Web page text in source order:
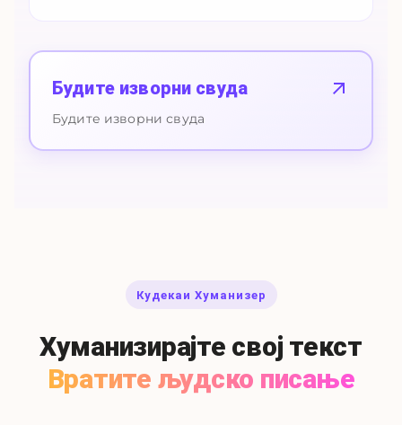
Будите изворни свуда
Будите изворни свуда
Кудекаи Хуманизер
Хуманизирајте свој текст
Вратите људско писање